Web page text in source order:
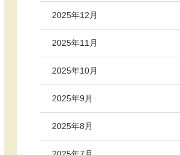
2025年12月
2025年11月
2025年10月
2025年9月
2025年8月